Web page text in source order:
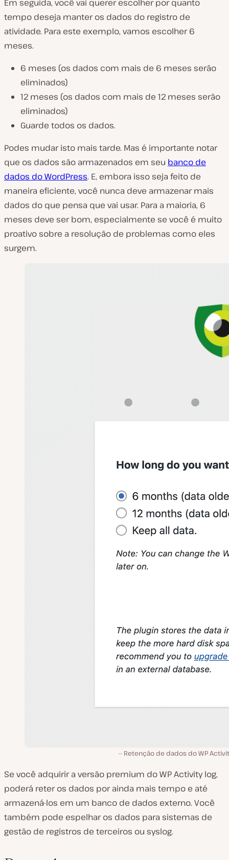
Em seguida, você vai querer escolher por quanto
tempo deseja manter os dados do registro de
atividade. Para este exemplo, vamos escolher 6
meses.
6 meses (os dados com mais de 6 meses serão
eliminados)
12 meses (os dados com mais de 12 meses serão
eliminados)
Guarde todos os dados.
Podes mudar isto mais tarde. Mas é importante notar
que os dados são armazenados em seu banco de
dados do WordPress. E, embora isso seja feito de
maneira eficiente, você nunca deve armazenar mais
dados do que pensa que vai usar. Para a maioria, 6
meses deve ser bom, especialmente se você é muito
proativo sobre a resolução de problemas como eles
surgem.
Retenção de dados do WP
Se você adquirir a versão premium do WP Activity log,
poderá reter os dados por ainda mais tempo e até
armazená-los em um banco de dados externo. Você
também pode espelhar os dados para sistemas de
gestão de registros de terceiros ou syslog.